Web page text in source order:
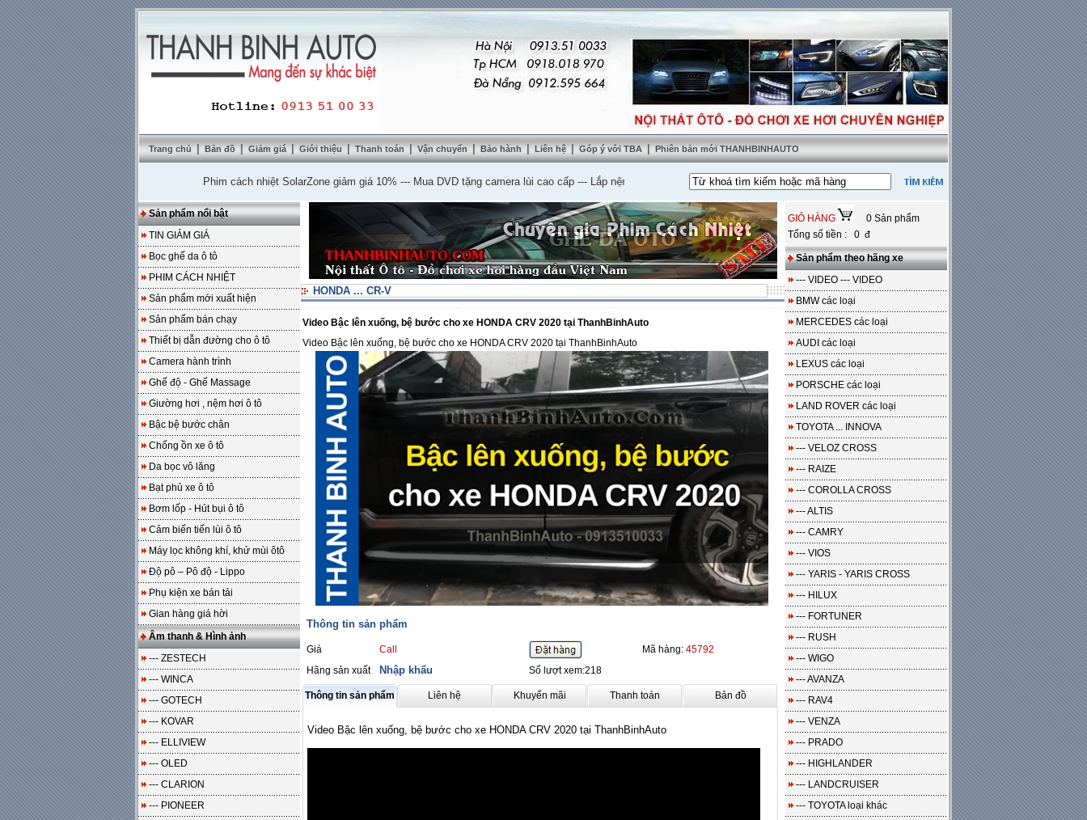
Trang chủ | Bản đồ | Giảm giá | Giới thiệu | Thanh toán | Vận chuyển | Bảo hành | Liên hệ | Góp ý với TBA | Phiên bản mới THANHBINHAUTO
Phim cách nhiệt SolarZone giảm giá 10%---Mua DVD tặng camera lùi cao cấp--- Lắp nệm ghế da thật tặng sàn da ---Miễn phí 100% công lắp đặt
Sản phẩm nổi bật
TIN GIẢM GIÁ
Bọc ghế da ô tô
PHIM CÁCH NHIỆT
Sản phẩm mới xuất hiện
Sản phẩm bán chạy
Thiết bị dẫn đường cho ô tô
Camera hành trình
Ghế độ - Ghế Massage
Giường hơi , nệm hơi ô tô
Bậc bệ bước chân
Chống ồn xe ô tô
Da bọc vô lăng
Bạt phủ xe ô tô
Bơm lốp - Hút bụi ô tô
Cảm biến tiến lùi ô tô
Máy lọc không khí, khử mùi ôtô
Độ pô – Pô độ - Lippo
Phụ kiện xe bán tải
Gian hàng giá hời
Âm thanh & Hình ảnh
--- ZESTECH
--- WINCA
--- GOTECH
--- KOVAR
--- ELLIVIEW
--- OLED
--- CLARION
--- PIONEER
HONDA ... CR-V
Video Bậc lên xuống, bệ bước cho xe HONDA CRV 2020 tại ThanhBinhAuto
Video Bậc lên xuống, bệ bước cho xe HONDA CRV 2020 tại ThanhBinhAuto
Thông tin sản phẩm
Giá Call Mã hàng: 45792
Hãng sản xuất
Nhập khẩu Số lượt xem:218
Thông tin sản phẩm Liên hệ Khuyến mãi Thanh toán Bản đồ
Video Bậc lên xuống, bệ bước cho xe HONDA CRV 2020 tại ThanhBinhAuto
GIỎ HÀNG
0 Sản phẩm
Tổng số tiền : 0 đ
Sản phẩm theo hãng xe
--- VIDEO --- VIDEO
BMW các loại
MERCEDES các loại
AUDI các loại
LEXUS các loại
PORSCHE các loại
LAND ROVER các loại
TOYOTA ... INNOVA
--- VELOZ CROSS
--- RAIZE
--- COROLLA CROSS
--- ALTIS
--- CAMRY
--- VIOS
--- YARIS - YARIS CROSS
--- HILUX
--- FORTUNER
--- RUSH
--- WIGO
--- AVANZA
--- RAV4
--- VENZA
--- PRADO
--- HIGHLANDER
--- LANDCRUISER
--- TOYOTA loại khác